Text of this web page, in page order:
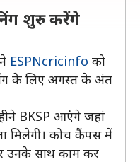
शुरु करेंगे
ESPNcricinfo को
के लिए अगस्त के अंत
BKSP आएंगे जहां
मिलेगी। कोच कैंपस में
उनके साथ काम कर